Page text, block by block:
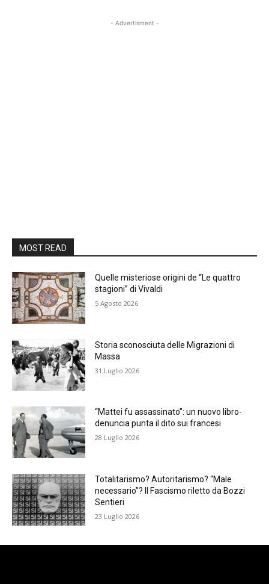
- Advertisment -
MOST READ
Quelle misteriose origini de “Le quattro
stagioni” di Vivaldi
5 Agosto 2026
Storia sconosciuta delle Migrazioni di
Massa
31 Luglio 2026
“Mattei fu assassinato”: un nuovo libro-
denuncia punta il dito sui francesi
28 Luglio 2026
Totalitarismo? Autoritarismo? “Male
necessario”? Il Fascismo riletto da Bozzi
Sentieri
23 Luglio 2026